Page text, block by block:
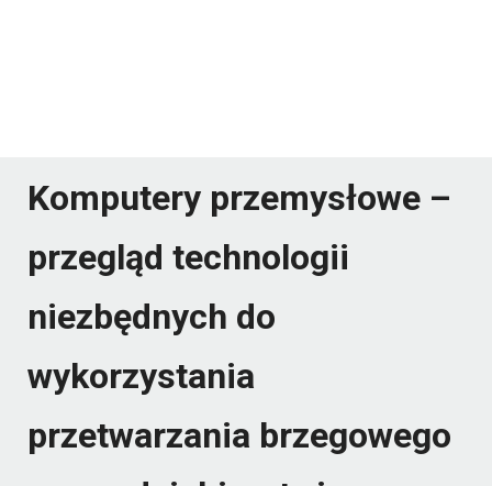
Komputery przemysłowe –
przegląd technologii
niezbędnych do
wykorzystania
przetwarzania brzegowego